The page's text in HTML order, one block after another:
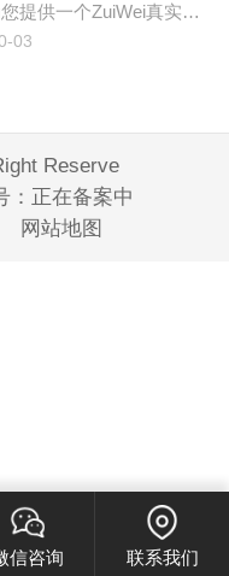
提供一个ZuiWei真实…
03
Reserve
正在备案中
网站地图
信咨询 联系我们